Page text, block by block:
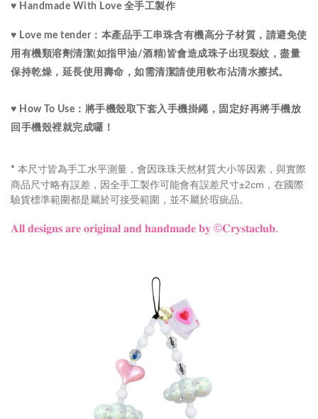
♥ Handmade With Love 全手工製作
♥ Love me tender： 本產品手工串珠含有機高分子材質，請避免使
用有機類溶劑清潔(如指甲油/酒精)皆會造成珠子出現裂紋，盡量
保持乾燥，延長使用壽命，如需清潔請使用軟布沾清水擦拭。
♥ How To Use：將手機殼取下套入手機掛繩，固定好再將手機放
回手機殼裡就完成囉！
* 本尺寸皆為手工水平測量，會因珠珠天然材質大小等因素，與實際
商品尺寸略有誤差，因全手工製作可能會有誤差尺寸±2cm，在國際
驗貨標準範圍都是屬於可接受範圍，並不屬於瑕疵品。
𝐀𝐥𝐥 𝐝𝐞𝐬𝐢𝐠𝐧𝐬 𝐚𝐫𝐞 𝐨𝐫𝐢𝐠𝐢𝐧𝐚𝐥 𝐚𝐧𝐝 𝐡𝐚𝐧𝐝𝐦𝐚𝐝𝐞 𝐛𝐲 ©𝐂𝐫𝐲𝐬𝐭𝐚𝐜𝐥𝐮𝐛.